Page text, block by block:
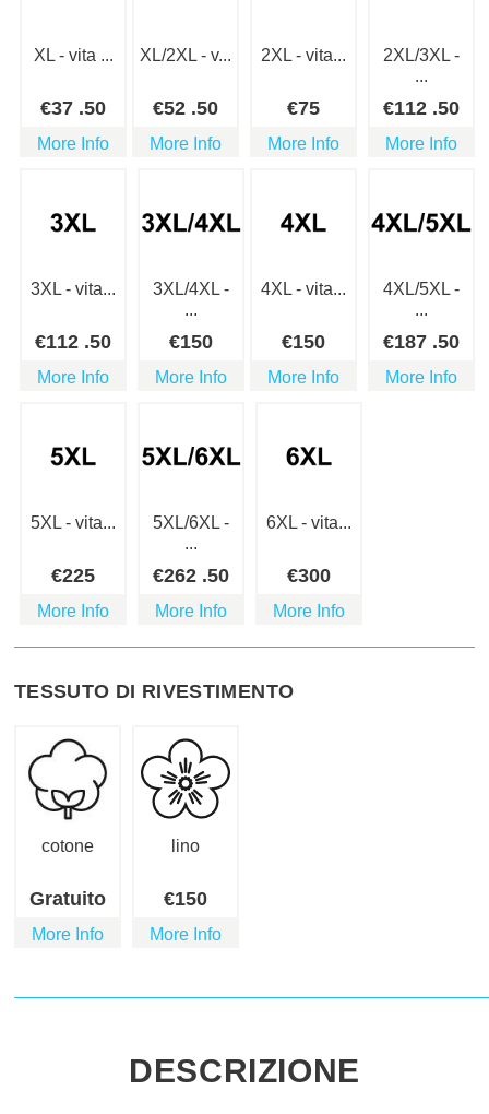
XL - vita ...
€37 .50
More Info
XL/2XL - v...
€52 .50
More Info
2XL - vita...
€75
More Info
2XL/3XL -
...
€112 .50
More Info
3XL - vita...
€112 .50
More Info
3XL/4XL -
...
€150
More Info
4XL - vita...
€150
More Info
4XL/5XL -
...
€187 .50
More Info
5XL - vita...
€225
More Info
5XL/6XL -
...
€262 .50
More Info
6XL - vita...
€300
More Info
TESSUTO DI RIVESTIMENTO
cotone
Gratuito
More Info
lino
€150
More Info
DESCRIZIONE